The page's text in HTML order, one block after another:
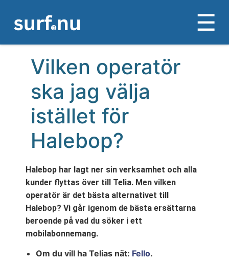
Vilken operatör
ska jag välja
istället för
Halebop?
Halebop har lagt ner sin verksamhet och alla
kunder flyttas över till Telia. Men vilken
operatör är det bästa alternativet till
Halebop? Vi går igenom de bästa ersättarna
beroende på vad du söker i ett
mobilabonnemang.
Om du vill ha Telias nät: Fello.